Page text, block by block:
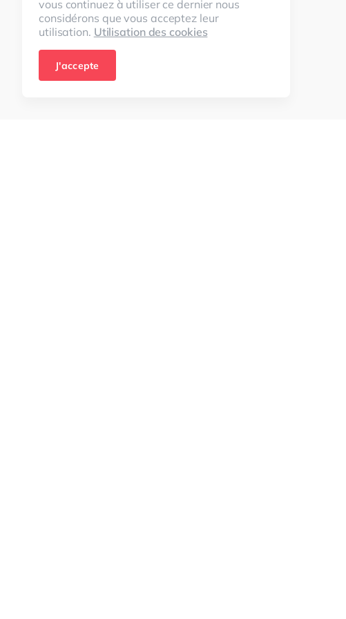
vous continuez à utiliser ce dernier nous
considérons que vous acceptez leur
utilisation. Utilisation des cookies
J'accepte